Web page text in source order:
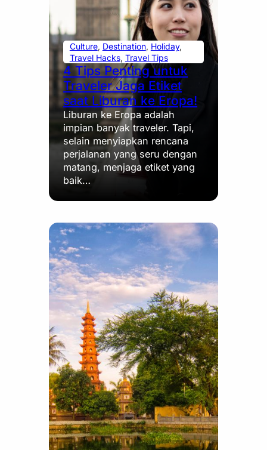
Culture, Destination, Holiday
Travel Hacks, Travel Tips
4 Tips Penting untuk
Traveler Jaga Etiket
saat Liburan ke Eropa!
Liburan ke Eropa adalah
impian banyak traveler. Tapi,
selain menyiapkan rencana
perjalanan yang seru dengan
matang, menjaga etiket yang
baik…